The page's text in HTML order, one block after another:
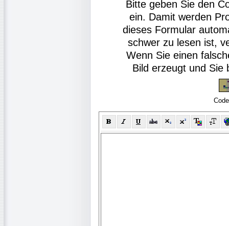
Bitte geben Sie den
ein. Damit werden
dieses Formular
schwer zu lesen ist,
Wenn Sie einen
Bild erzeugt und Sie